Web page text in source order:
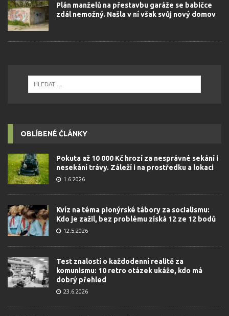
Plán manželů na přestavbu garáže se babičce
zdál nemožný. Našla v ní však svůj nový domov
OBLÍBENÉ ČLÁNKY
Pokuta až 10 000 Kč hrozí za nesprávné sekání i
nesekání trávy. Záleží i na prostředku a lokaci
1.6.2026
Kvíz na téma pionýrské tábory za socialismu:
Kdo je zažil, bez problému získá 12 ze 12 bodů
12.5.2026
Test znalostí o každodenní realitě za
komunismu: 10 retro otázek ukáže, kdo má
dobrý přehled
23.6.2026